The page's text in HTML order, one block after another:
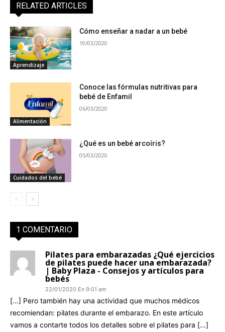
RELATED ARTICLES
Aprendizaje
Cómo enseñar a nadar a un bebé
10/03/2020
Alimentación
Conoce las fórmulas nutritivas para
bebé de Enfamil
06/03/2020
Cuidados del bebé
¿Qué es un bebé arcoíris?
05/03/2020
1 COMENTARIO
Pilates para embarazadas ¿Qué ejercicios
de pilates puede hacer una embarazada?
| Baby Plaza - Consejos y artículos para
bebés
22/01/2020 En 9:01 am
[…] Pero también hay una actividad que muchos médicos
recomiendan: pilates durante el embarazo. En este artículo
vamos a contarte todos los detalles sobre el pilates para […]